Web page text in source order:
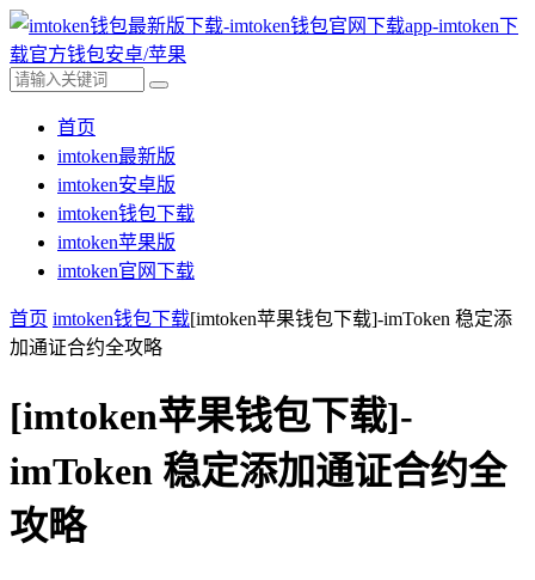
首页
imtoken最新版
imtoken安卓版
imtoken钱包下载
imtoken苹果版
imtoken官网下载
首页 imtoken钱包下载[imtoken苹果钱包下载]-imToken 稳定添
加通证合约全攻略
[imtoken苹果钱包下载]-
imToken 稳定添加通证合约全
攻略